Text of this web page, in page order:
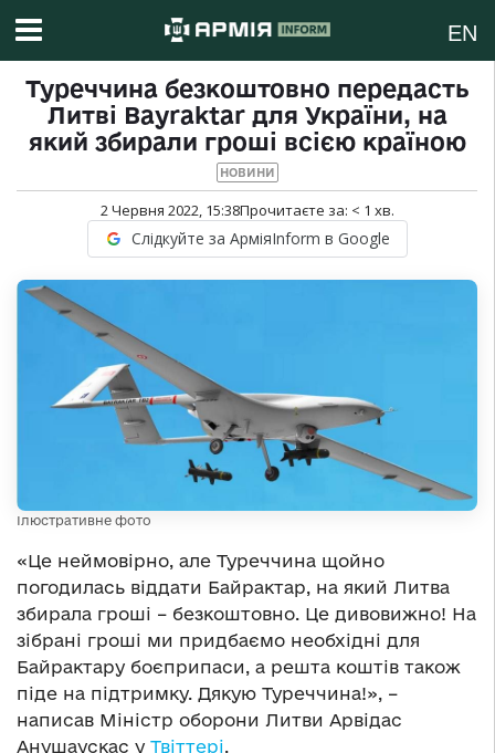
EN
Туреччина безкоштовно передасть
Литві Bayraktar для України, на
який збирали гроші всією країною
НОВИНИ
2 Червня 2022, 15:38Прочитаєте за: < 1 хв.
Слідкуйте за АрміяInform в Google
Ілюстративне фото
«Це неймовірно, але Туреччина щойно
погодилась віддати Байрактар, на який Литва
збирала гроші – безкоштовно. Це дивовижно! На
зібрані гроші ми придбаємо необхідні для
Байрактару боєприпаси, а решта коштів також
піде на підтримку. Дякую Туреччина!», –
написав Міністр оборони Литви Арвідас
Анушаускас у Твіттері.